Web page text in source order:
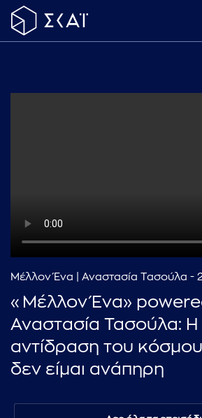
Μέλλον Ένα | Αναστασία Τασούλα -
«Μέλλον Ένα»
Αναστασία Τασούλα:
αντίδραση του κόσμου
δεν είμαι ανάπηρη